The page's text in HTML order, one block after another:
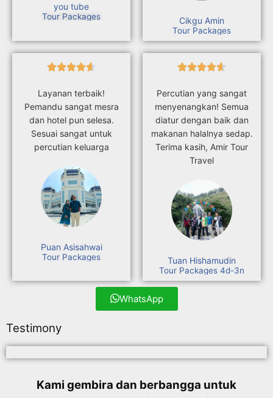
you tube
Tour Packages Cikgu Amin
Tour Packages

Layanan terbaik!
Pemandu sangat mesra
dan hotel pun selesa.
Sesuai sangat untuk
percutian keluarga
Puan Asisahwai
Tour Packages

Percutian yang sangat
menyenangkan! Semua
diatur dengan baik dan
makanan halalnya sedap.
Terima kasih, Amir Tour
Travel
Tuan Hishamudin
Tour Packages 4d-3n
WhatsApp
Testimony
Kami gembira dan berbangga untuk